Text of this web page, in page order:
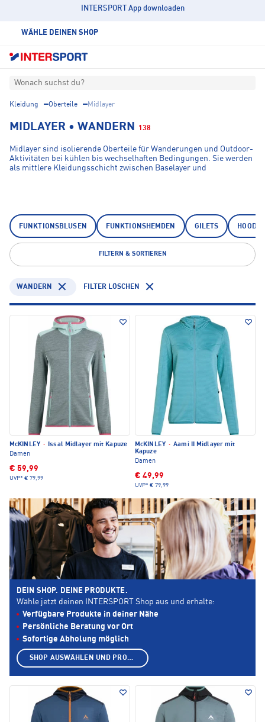
INTERSPORT App downloaden
WÄHLE DEINEN SHOP
Wonach suchst du?
Kleidung Oberteile Midlayer
MIDLAYER • WANDERN 138
Midlayer sind isolierende Oberteile für Wanderungen und Outdoor-
Aktivitäten bei kühlen bis wechselhaften Bedingungen. Sie werden
als mittlere Kleidungsschicht zwischen Baselayer und
FUNKTIONSBLUSEN FUNKTIONSHEMDEN GILETS
FILTERN & SORTIEREN
WANDERN FILTER LÖSCHEN
McKINLEY ·
Issal Midlayer mit Kapuze
Damen
€ 59,99
UVP* € 79,99
McKINLEY · Aami II Midlayer mit
Kapuze
Damen
€ 49,99
UVP* € 79,99
DEIN SHOP. DEINE PRODUKTE.
Wähle jetzt deinen INTERSPORT Shop aus und erhalte:
Verfügbare Produkte in deiner Nähe
Persönliche Beratung vor Ort
Sofortige Abholung möglich
SHOP AUSWÄHLEN UND PRODUKTE ANZEIGEN